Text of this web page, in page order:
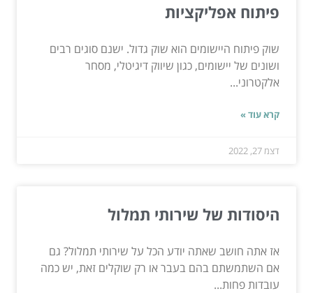
פיתוח אפליקציות
שוק פיתוח היישומים הוא שוק גדול. ישנם סוגים רבים
ושונים של יישומים, כגון שיווק דיגיטלי, מסחר
אלקטרוני...
קרא עוד »
דצמ 27, 2022
היסודות של שירותי תמלול
אז אתה חושב שאתה יודע הכל על שירותי תמלול? גם
אם השתמשתם בהם בעבר או רק שוקלים זאת, יש כמה
עובדות פחות...